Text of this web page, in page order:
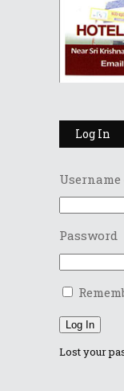
Log In
Password
Log In
Lost your